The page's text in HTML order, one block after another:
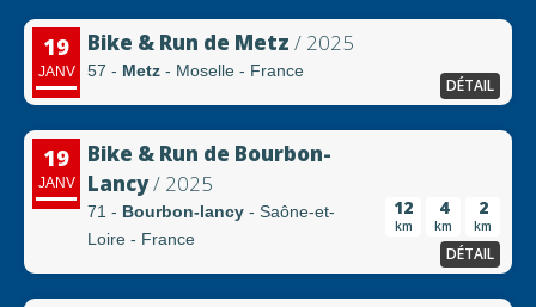
19
JANV
Bike & Run de Metz / 2025
57 - Metz - Moselle - France
DÉTAIL
19
JANV
Bike & Run de Bourbon-
Lancy/ 2025
71 - Bourbon-lancy - Saône-et-
Loire - France
12
km
4
km
2
km
DÉTAIL